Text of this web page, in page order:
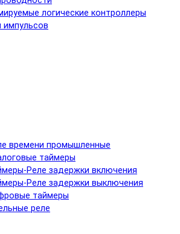
логические контроллеры
импульсов
времени промышленные
таймеры
Реле задержки включения
Реле задержки выключения
таймеры
реле